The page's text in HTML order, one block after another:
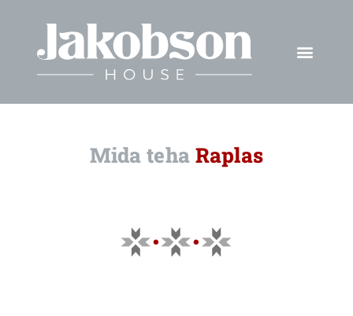
Mida teha Raplas